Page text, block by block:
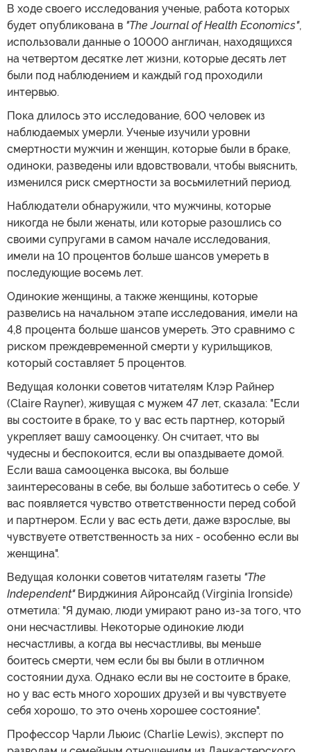
В ходе своего исследования ученые, работа которых
будет опубликована в "The Journal of Health Economics",
использовали данные о 10000 англичан, находящихся
на четвертом десятке лет жизни, которые десять лет
были под наблюдением и каждый год проходили
интервью.
Пока длилось это исследование, 600 человек из
наблюдаемых умерли. Ученые изучили уровни
смертности мужчин и женщин, которые были в браке,
одиноки, разведены или вдовствовали, чтобы выяснить,
изменился риск смертности за восьмилетний период.
Наблюдатели обнаружили, что мужчины, которые
никогда не были женаты, или которые разошлись со
своими супругами в самом начале исследования,
имели на 10 процентов больше шансов умереть в
последующие восемь лет.
Одинокие женщины, а также женщины, которые
развелись на начальном этапе исследования, имели на
4,8 процента больше шансов умереть. Это сравнимо с
риском преждевременной смерти у курильщиков,
который составляет 5 процентов.
Ведущая колонки советов читателям Клэр Райнер
(Claire Rayner), живущая с мужем 47 лет, сказала: "Если
вы состоите в браке, то у вас есть партнер, который
укрепляет вашу самооценку. Он считает, что вы
чудесны и беспокоится, если вы опаздываете домой.
Если ваша самооценка высока, вы больше
заинтересованы в себе, вы больше заботитесь о себе. У
вас появляется чувство ответственности перед собой
и партнером. Если у вас есть дети, даже взрослые, вы
чувствуете ответственность за них - особенно если вы
женщина".
Ведущая колонки советов читателям газеты "The
Independent"Вирджиния Айронсайд (Virginia Ironside)
отметила: "Я думаю, люди умирают рано из-за того, что
они несчастливы. Некоторые одинокие люди
несчастливы, а когда вы несчастливы, вы меньше
боитесь смерти, чем если бы вы были в отличном
состоянии духа. Однако если вы не состоите в браке,
но у вас есть много хороших друзей и вы чувствуете
себя хорошо, то это очень хорошее состояние".
Профессор Чарли Льюис (Charlie Lewis), эксперт по